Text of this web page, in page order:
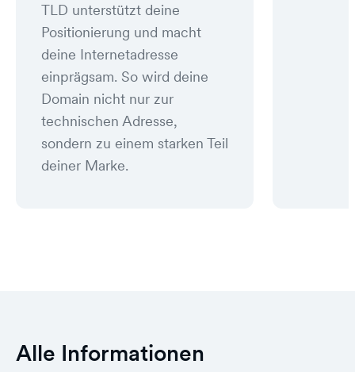
TLD unterstützt deine
Positionierung und macht
deine Internetadresse
einprägsam. So wird deine
Domain nicht nur zur
technischen Adresse,
sondern zu einem starken Teil
deiner Marke.
Alle Informationen